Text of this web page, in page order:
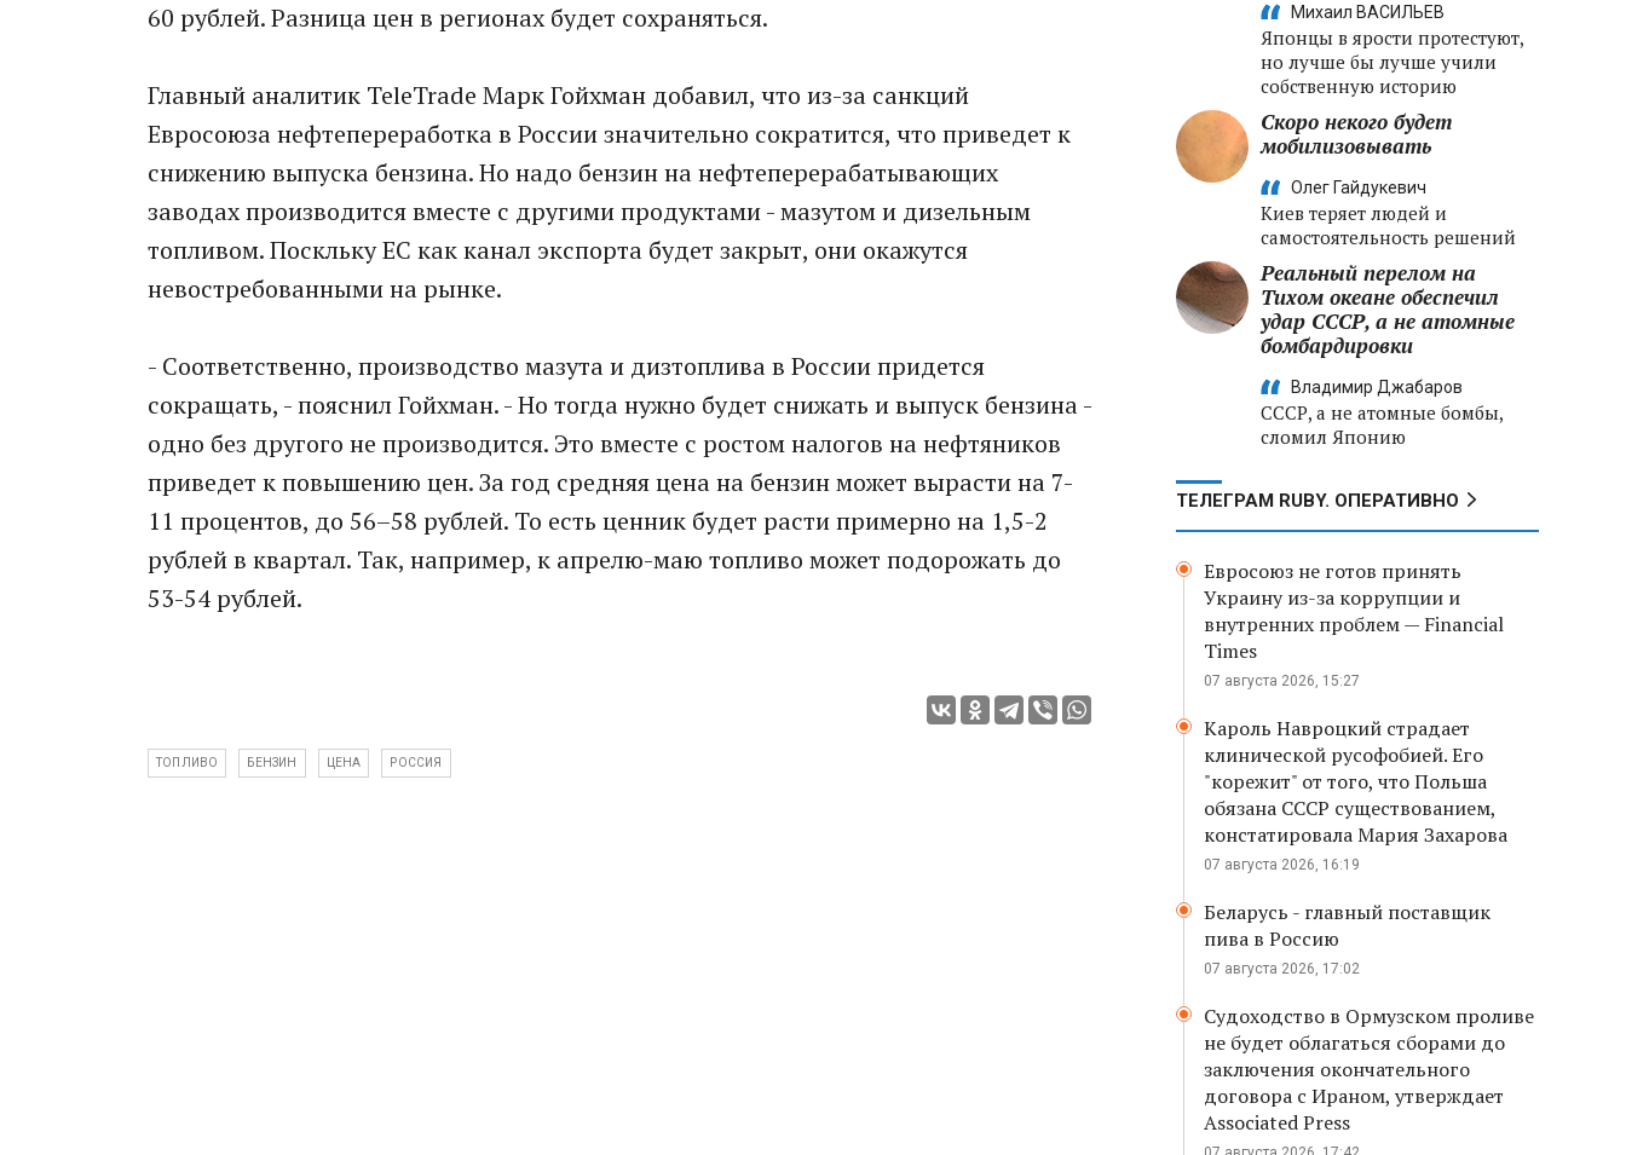
60 рублей. Разница цен в регионах будет сохраняться.
Главный аналитик TeleTrade Марк Гойхман добавил, что из-за санкций
Евросоюза нефтепереработка в России значительно сократится, что приведет к
снижению выпуска бензина. Но надо бензин на нефтеперерабатывающих
заводах производится вместе с другими продуктами - мазутом и дизельным
топливом. Поскльку ЕС как канал экспорта будет закрыт, они окажутся
невостребованными на рынке.
- Соответственно, производство мазута и дизтоплива в России придется
сокращать, - пояснил Гойхман. - Но тогда нужно будет снижать и выпуск бензина -
одно без другого не производится. Это вместе с ростом налогов на нефтяников
приведет к повышению цен. За год средняя цена на бензин может вырасти на 7-
11 процентов, до 56–58 рублей. То есть ценник будет расти примерно на 1,5-2
рублей в квартал. Так, например, к апрелю-маю топливо может подорожать до
53-54 рублей.
ТОПЛИВО БЕНЗИН ЦЕНА РОССИЯ
Михаил ВАСИЛЬЕВ
Японцы в ярости протестуют,
но лучше бы лучше учили
собственную историю
Скоро некого будет
мобилизовывать
Олег Гайдукевич
Киев теряет людей и
самостоятельность решений
Реальный перелом на
Тихом океане обеспечил
удар СССР, а не атомные
бомбардировки
Владимир Джабаров
СССР, а не атомные бомбы,
сломил Японию
ТЕЛЕГРАМ RUBY. ОПЕРАТИВНО
Евросоюз не готов принять
Украину из-за коррупции и
внутренних проблем — Financial
Times
07 августа 2026, 15:27
Кароль Навроцкий страдает
клинической русофобией. Его
"корежит" от того, что Польша
обязана СССР существованием,
констатировала Мария Захарова
07 августа 2026, 16:19
Беларусь - главный поставщик
пива в Россию
07 августа 2026, 17:02
Судоходство в Ормузском проливе
не будет облагаться сборами до
заключения окончательного
договора с Ираном, утверждает
Associated Press